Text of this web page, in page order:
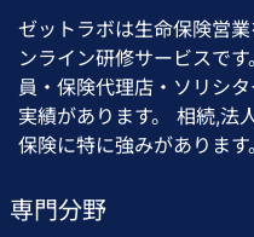
ゼットラボは生命保険営
ンライン研修サービスで
員・保険代理店・ソリシ
実績があります。 相続,法
保険に特に強みがあります。
専門分野